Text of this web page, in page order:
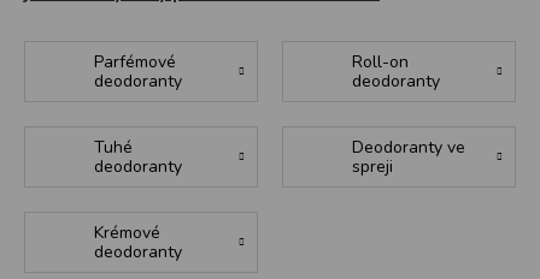
Parfémové
deodoranty
Roll-on
deodoranty
Tuhé
deodoranty
Deodoranty ve
spreji
Krémové
deodoranty